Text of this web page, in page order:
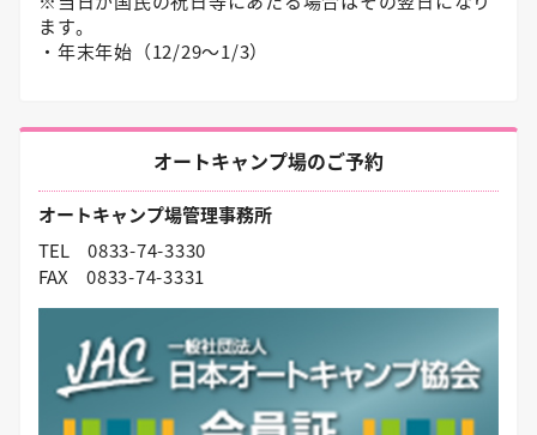
ます。
・年末年始（12/29〜1/3）
オートキャンプ場のご予約
オートキャンプ場管理事務所
TEL 0833-74-3330
FAX 0833-74-3331